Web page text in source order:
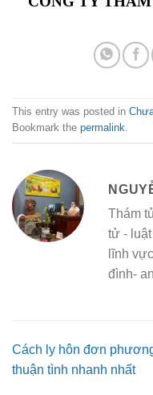
This entry was posted in
Bookmark the permalink.
Thám
tử -
lĩnh
đình-
Cách ly hôn đơn
thuận tình nhanh nhất